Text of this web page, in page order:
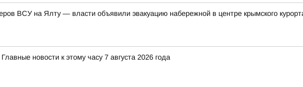
ВСУ на Ялту — власти объявили эвакуацию набережной в центре крымского
новости к этому часу 7 августа 2026 года